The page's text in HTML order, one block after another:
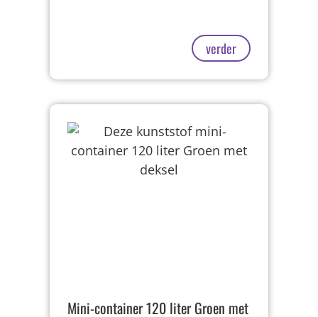
verder
Mini-container 120 liter Groen met